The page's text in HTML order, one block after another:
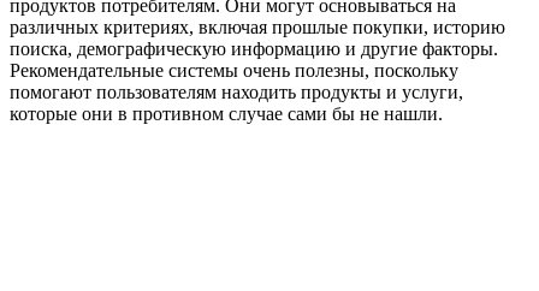
продуктов потребителям. Они могут основываться на
различных критериях, включая прошлые покупки, историю
поиска, демографическую информацию и другие факторы.
Рекомендательные системы очень полезны, поскольку
помогают пользователям находить продукты и услуги,
которые они в противном случае сами бы не нашли.